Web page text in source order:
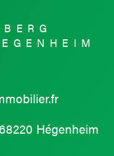
68220 Hégenheim